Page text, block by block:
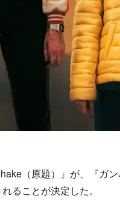
（原題）』が、『ガ
ることが決定した。